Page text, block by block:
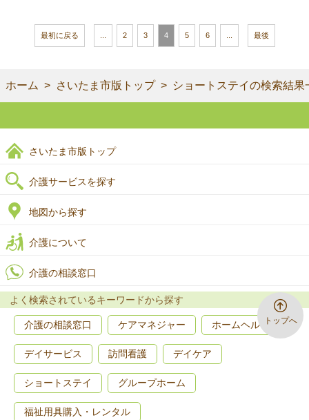
最初に戻る 2 3 4 5 6 最後
ホーム さいたま市版トップ ショートステイの検索結
トップへ
さいたま市版トップ
介護サービスを探す
地図から探す
介護について
介護の相談窓口
よく検索されているキーワードから探す
介護の相談窓口 ケアマネジャー ホームヘルプ
デイサービス 訪問看護 デイケア
ショートステイ グループホーム
福祉用具購入・レンタル